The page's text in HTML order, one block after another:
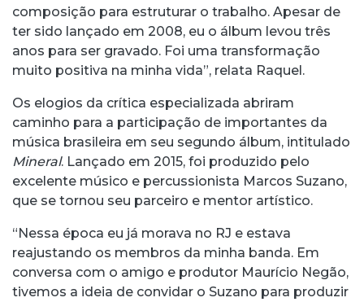
composição para estruturar o trabalho. Apesar de
ter sido lançado em 2008, eu o álbum levou três
anos para ser gravado. Foi uma transformação
muito positiva na minha vida”, relata Raquel.
Os elogios da crítica especializada abriram
caminho para a participação de importantes da
música brasileira em seu segundo álbum, intitulado
Mineral. Lançado em 2015, foi produzido pelo
excelente músico e percussionista Marcos Suzano,
que se tornou seu parceiro e mentor artístico.
“Nessa época eu já morava no RJ e estava
reajustando os membros da minha banda. Em
conversa com o amigo e produtor Maurício Negão,
tivemos a ideia de convidar o Suzano para produzir